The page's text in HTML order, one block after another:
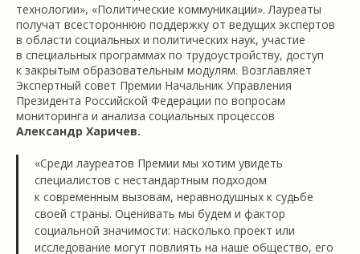
технологии», «Политические коммуникации». Лауреаты
получат всестороннюю поддержку от ведущих экспертов
в области социальных и политических наук, участие
в специальных программах по трудоустройству, доступ
к закрытым образовательным модулям. Возглавляет
Экспертный совет Премии Начальник Управления
Президента Российской Федерации по вопросам
мониторинга и анализа социальных процессов
Александр Харичев.
«Среди лауреатов Премии мы хотим увидеть
специалистов с нестандартным подходом
к современным вызовам, неравнодушных к судьбе
своей страны. Оценивать мы будем и фактор
социальной значимости: насколько проект или
исследование могут повлиять на наше общество, его